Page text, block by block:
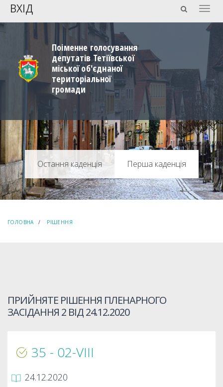
ВХІД
Поіменне голосування
депутатів Тетіївської
міської об'єднаної
територіальної
громади
Перша каденція
ГОЛОВНА РІШЕННЯ
ПРИЙНЯТЕ РІШЕННЯ ПЛЕНАРНОГО
ЗАСІДАННЯ 2 ВІД24.12.2020
35 - 02-VIIІ
24.12.2020